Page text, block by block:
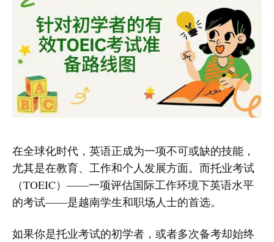
在全球化时代，英语正成为一项不可或缺的技能，
尤其是在教育、工作和个人发展方面。而托业考试
（TOEIC）——一项评估国际工作环境下英语水平
的考试——是越南学生和职场人士的首选。
如果你是托业考试的初学者，或者多次备考却始终